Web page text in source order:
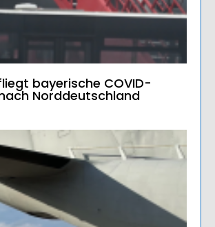
bayerische COVID-
Norddeutschland